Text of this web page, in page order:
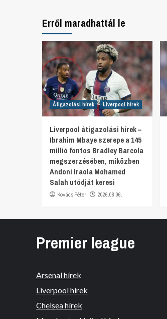
Erről maradhattál le
Átigazolási hírek Liverpool hírek
Liverpool átigazolási hírek –
Ibrahim Mbaye szerepe a 145
millió fontos Bradley Barcola
megszerzésében, miközben
Andoni Iraola Mohamed
Salah utódját keresi
Kovács Péter 2026.08.06.
Premier league
Arsenal hírek
Liverpool hírek
Chelsea hírek